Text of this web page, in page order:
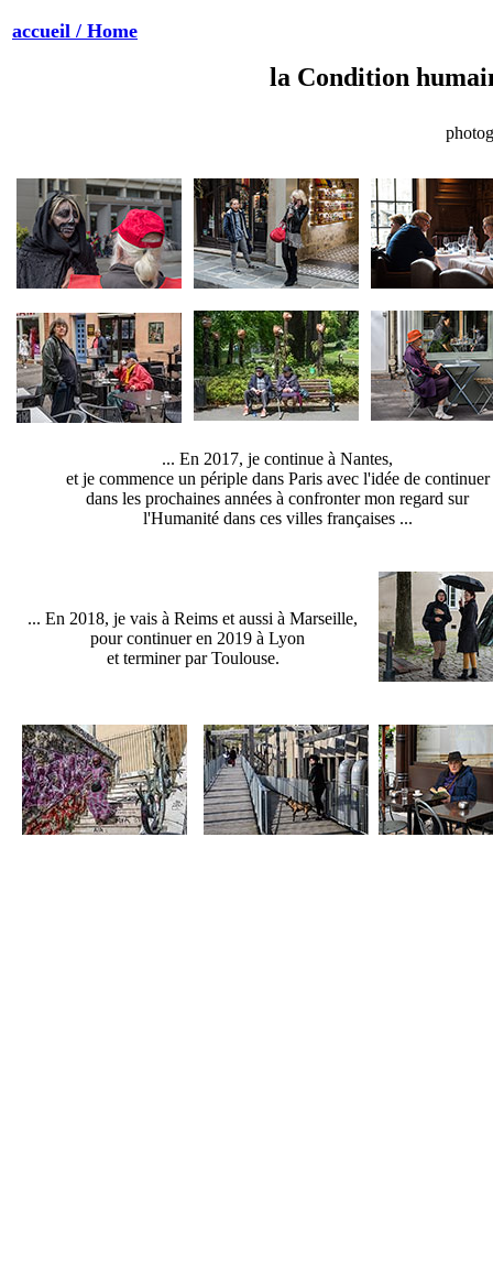
accueil / Home
la Condition
... En 2017, je continue à Nantes,
et je commence un périple dans Paris avec l'idée de continuer
dans les prochaines années à confronter mon regard sur
l'Humanité dans ces villes françaises ...
... En 2018, je vais à Reims et aussi à Marseille,
pour continuer en 2019 à Lyon
et terminer par Toulouse.